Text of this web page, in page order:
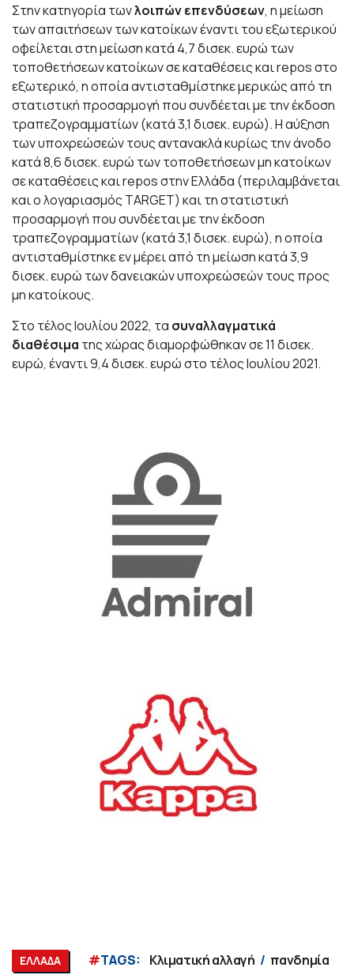
Στην κατηγορία τωνλοιπών επενδύσεων, η μείωση
των απαιτήσεων των κατοίκων έναντι του εξωτερικού
οφείλεται στη μείωση κατά 4,7 δισεκ. ευρώ των
τοποθετήσεων κατοίκων σε καταθέσεις και repos στο
εξωτερικό, η οποία αντισταθμίστηκε μερικώς από τη
στατιστική προσαρμογή που συνδέεται με την έκδοση
τραπεζογραμματίων (κατά 3,1 δισεκ. ευρώ). Η αύξηση
των υποχρεώσεών τους αντανακλά κυρίως την άνοδο
κατά 8,6 δισεκ. ευρώ των τοποθετήσεων μη κατοίκων
σε καταθέσεις και repos στην Ελλάδα (περιλαμβάνεται
και ο λογαριασμός TARGET) και τη στατιστική
προσαρμογή που συνδέεται με την έκδοση
τραπεζογραμματίων (κατά 3,1 δισεκ. ευρώ), η οποία
αντισταθμίστηκε εν μέρει από τη μείωση κατά 3,9
δισεκ. ευρώ των δανειακών υποχρεώσεών τους προς
μη κατοίκους.
Στο τέλος Ιουλίου 2022, τα συναλλαγματικά
διαθέσιμα της χώρας διαμορφώθηκαν σε 11 δισεκ.
ευρώ, έναντι 9,4 δισεκ. ευρώ στο τέλος Ιουλίου 2021.
ΕΛΛΑΔΑ #TAGS: Κλιματική αλλαγή πανδημία